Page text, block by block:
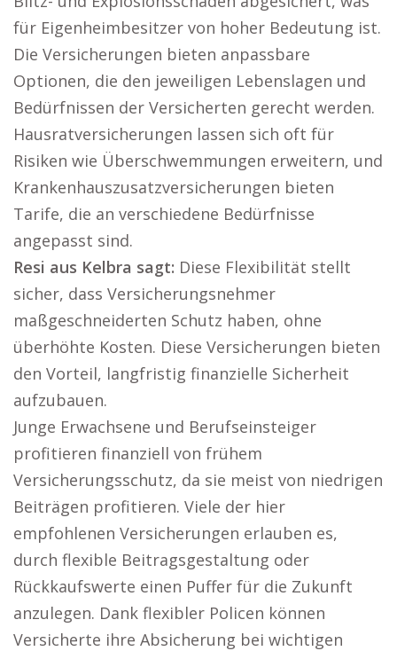
für Eigenheimbesitzer von hoher Bedeutung ist.
Die Versicherungen bieten anpassbare
Optionen, die den jeweiligen Lebenslagen und
Bedürfnissen der Versicherten gerecht werden.
Hausratversicherungen lassen sich oft für
Risiken wie Überschwemmungen erweitern, und
Krankenhauszusatzversicherungen bieten
Tarife, die an verschiedene Bedürfnisse
angepasst sind.
Resi aus Kelbra sagt: Diese Flexibilität stellt
sicher, dass Versicherungsnehmer
maßgeschneiderten Schutz haben, ohne
überhöhte Kosten. Diese Versicherungen bieten
den Vorteil, langfristig finanzielle Sicherheit
aufzubauen.
Junge Erwachsene und Berufseinsteiger
profitieren finanziell von frühem
Versicherungsschutz, da sie meist von niedrigen
Beiträgen profitieren. Viele der hier
empfohlenen Versicherungen erlauben es,
durch flexible Beitragsgestaltung oder
Rückkaufswerte einen Puffer für die Zukunft
anzulegen. Dank flexibler Policen können
Versicherte ihre Absicherung bei wichtigen